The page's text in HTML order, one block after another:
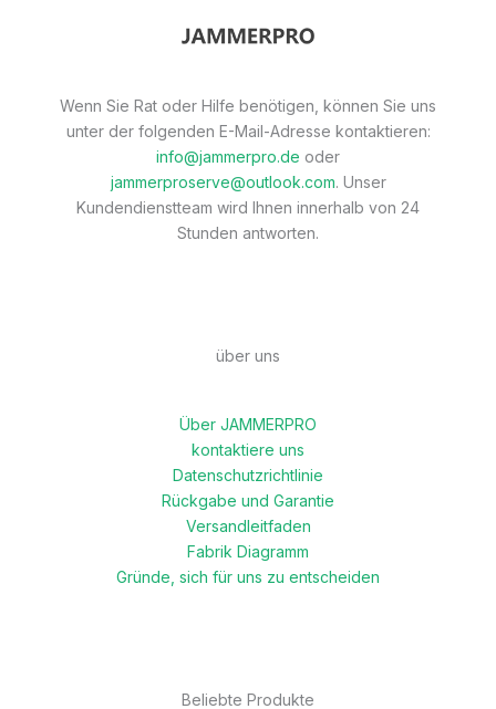
Wenn Sie Rat oder Hilfe benötigen, können Sie uns
unter der folgenden E-Mail-Adresse kontaktieren:
info@jammerpro.de oder
jammerproserve@outlook.com. Unser
Kundendienstteam wird Ihnen innerhalb von 24
Stunden antworten.
über uns
Über JAMMERPRO
kontaktiere uns
Datenschutzrichtlinie
Rückgabe und Garantie
Versandleitfaden
Fabrik Diagramm
Gründe, sich für uns zu entscheiden
Beliebte Produkte